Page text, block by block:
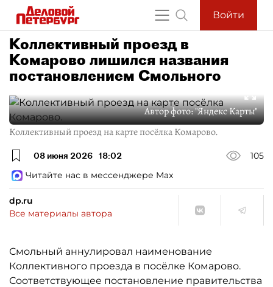
Войти
Коллективный проезд в
Комарово лишился названия
постановлением Смольного
Автор фото:"Яндекс Карты"
Коллективный проезд на карте посёлка Комарово.
08 июня 2026 18:02
105
Читайте нас в мессенджере Max
dp.ru
Все материалы автора
Смольный аннулировал наименование
Коллективного проезда в посёлке Комарово.
Соответствующее постановление правительства